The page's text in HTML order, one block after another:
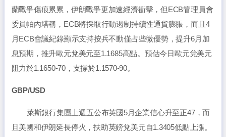
蘭戰爭傷痕累累，伊朗戰爭更加速經濟衝擊，但ECB管理員會
委員帕內塔稱，ECB將採取行動遏制持續性通貨膨脹，而且4
月ECB會議紀錄顯示支持按兵不動僅占些微優勢，提升6月加
息預期，推升歐元兌美元至1.1685高點。預估今日歐元兌美元
阻力於1.1650-70，支撐於1.1570-90。
GBP/USD
萊斯銀行集團上週五公布英國5月企業信心升至正47，而
且美國和伊朗延長停火，扶助英鎊兌美元自1.3405低點上漲。